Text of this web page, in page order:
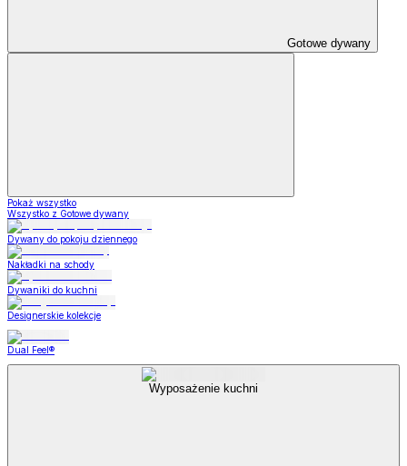
Gotowe dywany
Pokaż wszystko
Wszystko z Gotowe dywany
Dywany do pokoju dziennego
Nakładki na schody
Dywaniki do kuchni
Designerskie kolekcje
Dual Feel®
Wyposażenie kuchni